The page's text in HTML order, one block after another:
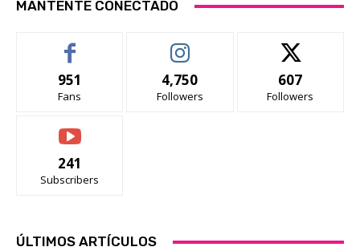
MANTENTE CONECTADO
951
Fans
4,750
Followers
607
Followers
241
Subscribers
ÚLTIMOS ARTÍCULOS